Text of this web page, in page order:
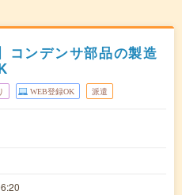
コンデンサ部品の製造
WEB登録OK 派遣